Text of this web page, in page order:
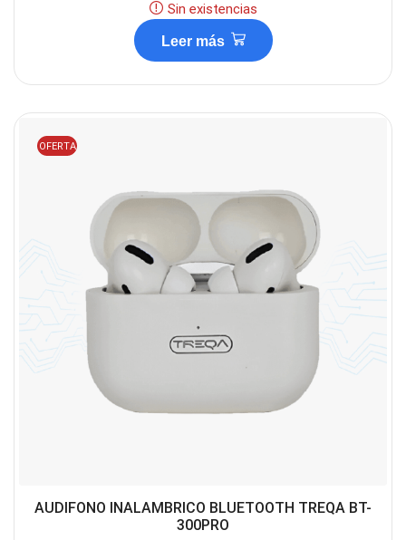
Sin existencias
Leer más
OFERTA
AUDIFONO INALAMBRICO BLUETOOTH TREQA BT-
300PRO